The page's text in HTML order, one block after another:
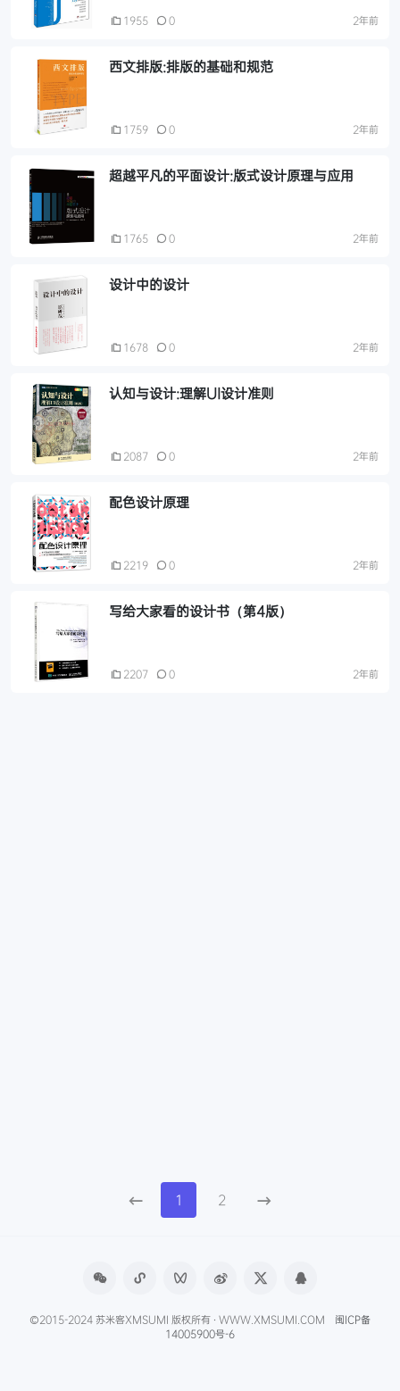
1955 0 2年前
西文排版:排版的基础和规范
1759 0 2年前
超越平凡的平面设计:版式设计原理与应用
1765 0 2年前
设计中的设计
1678 0 2年前
认知与设计:理解UI设计准则
2087 0 2年前
配色设计原理
2219 0 2年前
写给大家看的设计书（第4版）
2207 0 2年前
1 2
©2015-2024 苏米客XMSUMI 版权所有 · WWW.XMSUMI.COM 闽ICP备
14005900号-6